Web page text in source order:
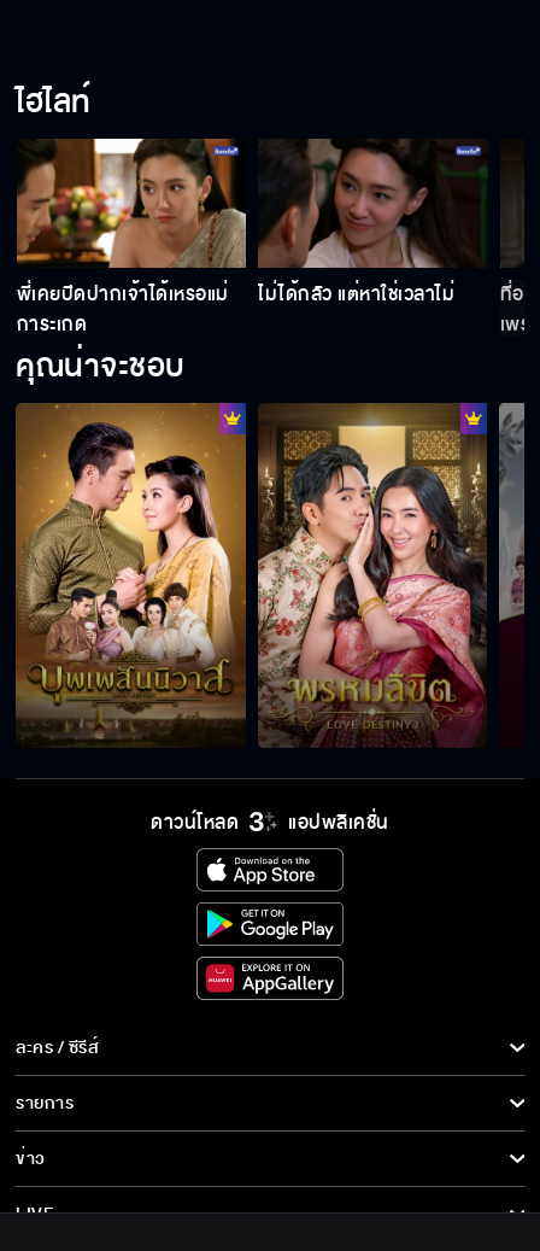
Behind The Scene พรหมลิขิต EP.17
Behind The Scene พรหมลิขิต EP.16
Behind The Scene พรหมลิขิต EP.14
Behind The Scene พรหมลิขิต EP.13
Behind The Scene พรหมลิขิต EP.12
Behind The Scene พรหมลิขิต EP.11
Behind The Scene พรหมลิขิต EP.10
ไฮไลท์
พี่เคยปิดปากเจ้าได้เหรอแม่
การะเกด
ไม่ได้กลัว แต่หาใช่เวลาไม่
ที่ออ
เพร
คุณน่าจะชอบ
ดาวน์โหลด แอปพลิเคชั่น
ละคร / ซีรีส์
ละคร/ซีรีส์
ซีรีส์นานาชาติ
การ์ตูน & เกม
รายการ
รายการทั้งหมด
ข่าว
ข่าวทั้งหมด
LIVE